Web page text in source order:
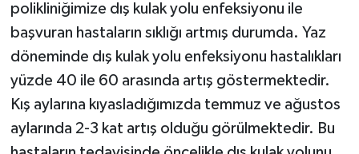
polikliniğimize dış kulak yolu enfeksiyonu ile
başvuran hastaların sıklığı artmış durumda. Yaz
döneminde dış kulak yolu enfeksiyonu hastalıkları
yüzde 40 ile 60 arasında artış göstermektedir.
Kış aylarına kıyasladığımızda temmuz ve ağustos
aylarında 2-3 kat artış olduğu görülmektedir. Bu